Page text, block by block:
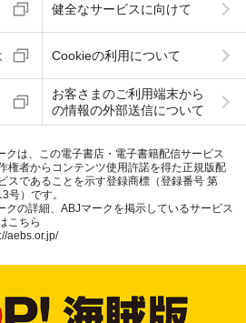
健全なサービスに向けて
Cookieの利用について
お客さまのご利用端末から
の情報の外部送信について
クは、この電子書店・電子書籍配信サービス
権者からコンテンツ使用許諾を得た正規版配
スであることを示す登録商標（登録番号 第
号）です。
クの詳細、ABJマークを掲示しているサービス
こちら
aebs.or.jp/